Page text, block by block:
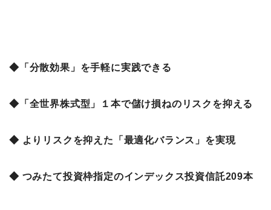
◆「分散効果」を手軽に実践できる
◆「全世界株式型」１本で儲け損ねのリスクを抑える
◆ よりリスクを抑えた「最適化バランス」を実現
◆ つみたて投資枠指定のインデックス投資信託209本